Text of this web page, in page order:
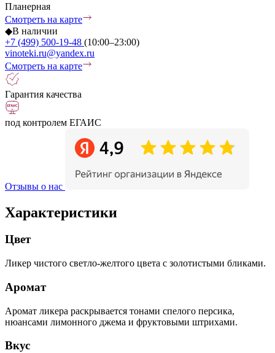
Планерная
Смотреть на карте
◆В наличии
+7 (499) 500-19-48 (10:00–23:00)
vinoteki.ru@yandex.ru
Смотреть на карте
Гарантия качества
под контролем ЕГАИС
Отзывы о нас
Характеристики
Цвет
Ликер чистого светло-желтого цвета с золотистыми бликами.
Аромат
Аромат ликера раскрывается тонами спелого персика,
нюансами лимонного джема и фруктовыми штрихами.
Вкус